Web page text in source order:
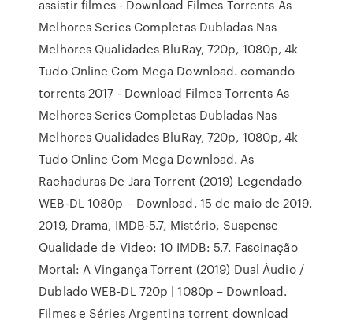
assistir filmes - Download Filmes Torrents As
Melhores Series Completas Dubladas Nas
Melhores Qualidades BluRay, 720p, 1080p, 4k
Tudo Online Com Mega Download. comando
torrents 2017 - Download Filmes Torrents As
Melhores Series Completas Dubladas Nas
Melhores Qualidades BluRay, 720p, 1080p, 4k
Tudo Online Com Mega Download. As
Rachaduras De Jara Torrent (2019) Legendado
WEB-DL 1080p – Download. 15 de maio de 2019.
2019, Drama, IMDB-5.7, Mistério, Suspense
Qualidade de Video: 10 IMDB: 5.7. Fascinação
Mortal: A Vingança Torrent (2019) Dual Áudio /
Dublado WEB-DL 720p | 1080p – Download.
Filmes e Séries Argentina torrent download